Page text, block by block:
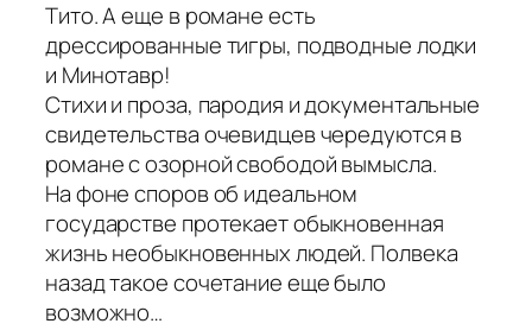
Тито. А еще в романе есть
дрессированные тигры, подводные лодки
и Минотавр!
Стихи и проза, пародия и документальные
свидетельства очевидцев чередуются в
романе с озорной свободой вымысла.
На фоне споров об идеальном
государстве протекает обыкновенная
жизнь необыкновенных людей. Полвека
назад такое сочетание еще было
возможно…